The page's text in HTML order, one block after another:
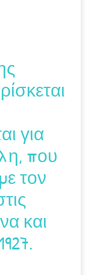
για
που
τον
και